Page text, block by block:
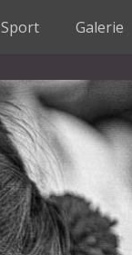
Sport Galerie